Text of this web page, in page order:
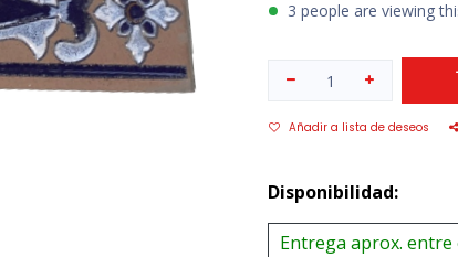
3 people are viewing
Añadir a lista de deseos
Disponibilidad:
Entrega aprox. entre